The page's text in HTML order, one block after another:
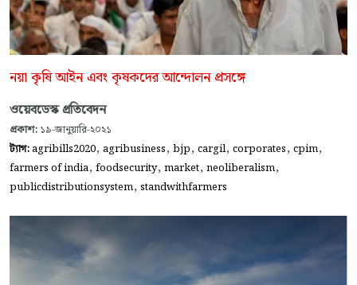
নয়া কৃষি আইন এবং কৃষকদের আন্দোলন প্রসঙ্গে
ওয়েবডেস্ক প্রতিবেদন
প্রকাশ: ১৯-জানুয়ারি-২০২১
ট্যাগ:agribills2020, agribusiness, bjp, cargil, corporates, cpim,
farmers of india, foodsecurity, market, neoliberalism,
publicdistributionsystem, standwithfarmers